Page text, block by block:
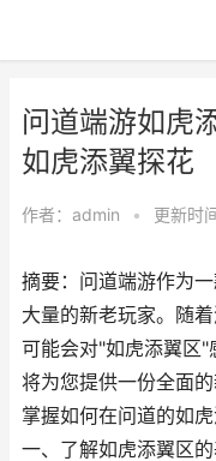
问道端游如虎
如虎添翼探花
作者： admin • 更新时
摘要：问道端游作为
大量的新老玩家。随
可能会对"如虎添翼区
将为您提供一份全面
掌握如何在问道的如
一、了解如虎添翼区